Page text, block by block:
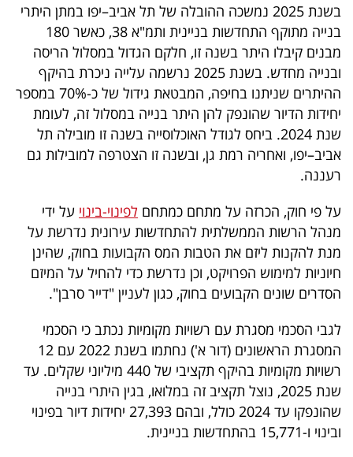
בשנת 2025 נמשכה ההובלה של תל אביב–יפו במתן היתרי
בנייה מתוקף התחדשות בניינית ותמ"א 38, כאשר 180
מבנים קיבלו היתר בשנה זו, חלקם הגדול במסלול הריסה
ובנייה מחדש. בשנת 2025 נרשמה עלייה ניכרת בהיקף
ההיתרים שניתנו בחיפה, המבטאת גידול של כ-70% במספר
יחידות הדיור שהונפק להן היתר בנייה במסלול זה, לעומת
שנת 2024. ביחס לגודל האוכלוסייה בשנה זו מובילה תל
אביב–יפו, ואחריה רמת גן, ובשנה זו הצטרפה למובילות גם
רעננה.
על פי חוק, הכרזה על מתחם כמתחם לפינוי-בינוי על ידי
מנהל הרשות הממשלתית להתחדשות עירונית נדרשת על
מנת להקנות ליזם את הטבות המס הקבועות בחוק, שהינן
חיוניות למימוש הפרויקט, וכן נדרשת כדי להחיל על המיזם
הסדרים שונים הקבועים בחוק, כגון לעניין "דייר סרבן".
לגבי הסכמי מסגרת עם רשויות מקומיות נכתב כי הסכמי
המסגרת הראשונים (דור א') נחתמו בשנת 2022 עם 12
רשויות מקומיות בהיקף תקציבי של 440 מיליוני שקלים. עד
שנת 2025, נוצל תקציב זה במלואו, בגין היתרי בנייה
שהונפקו עד 2024 כולל, ובהם 27,393 יחידות דיור בפינוי
ובינוי ו-15,771 בהתחדשות בניינית.